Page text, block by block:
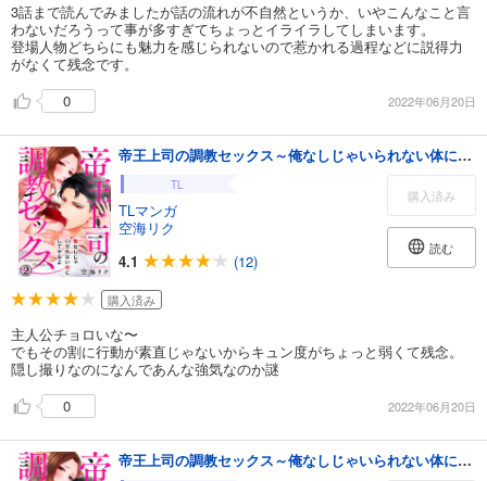
3話まで読んでみましたが話の流れが不自然というか、いやこんなこと言
わないだろうって事が多すぎてちょっとイライラしてしまいます。
登場人物どちらにも魅力を感じられないので惹かれる過程などに説得力
がなくて残念です。
0
2022年06月20日
帝王上司の調教セックス～俺なしじゃいられない体にしてやるよ 2巻
TL
TLマンガ
空海リク
4.1
(12)
購入済み
読む
購入済み
主人公チョロいな〜
でもその割に行動が素直じゃないからキュン度がちょっと弱くて残念。
隠し撮りなのになんであんな強気なのか謎
0
2022年06月20日
帝王上司の調教セックス～俺なしじゃいられない体にしてやるよ 1巻